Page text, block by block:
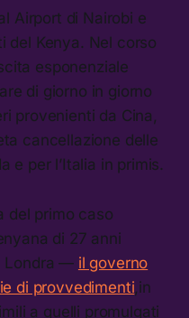
Airport di Nairobi e
del Kenya. Nel corso
esponenziale
di giorno in giorno
provenienti da Cina,
cancellazione delle
e per l’Italia in primis.
del primo caso
di 27 anni
Londra — il governo
di provvedimenti ,in
a quelli promulgati